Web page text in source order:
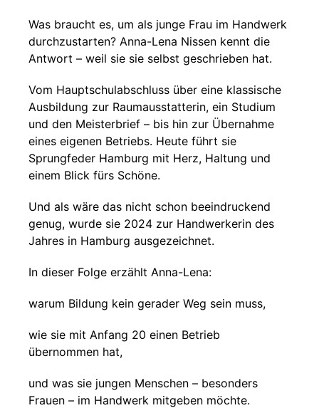
Was braucht es, um als junge Frau im Handwerk
durchzustarten? Anna-Lena Nissen kennt die
Antwort – weil sie sie selbst geschrieben hat.
Vom Hauptschulabschluss über eine klassische
Ausbildung zur Raumausstatterin, ein Studium
und den Meisterbrief – bis hin zur Übernahme
eines eigenen Betriebs. Heute führt sie
Sprungfeder Hamburg mit Herz, Haltung und
einem Blick fürs Schöne.
Und als wäre das nicht schon beeindruckend
genug, wurde sie 2024 zur Handwerkerin des
Jahres in Hamburg ausgezeichnet.
In dieser Folge erzählt Anna-Lena:
warum Bildung kein gerader Weg sein muss,
wie sie mit Anfang 20 einen Betrieb
übernommen hat,
und was sie jungen Menschen – besonders
Frauen – im Handwerk mitgeben möchte.